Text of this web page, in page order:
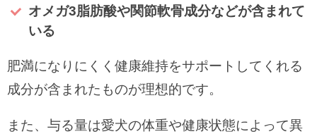
オメガ3脂肪酸や関節軟骨成分などが含まれて
いる
肥満になりにくく健康維持をサポートしてくれる
成分が含まれたものが理想的です。
また、与る量は愛犬の体重や健康状態によって異